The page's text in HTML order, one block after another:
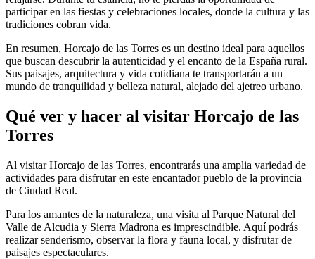
participar en las fiestas y celebraciones locales, donde la cultura y las
tradiciones cobran vida.
En resumen, Horcajo de las Torres es un destino ideal para aquellos
que buscan descubrir la autenticidad y el encanto de la España rural.
Sus paisajes, arquitectura y vida cotidiana te transportarán a un
mundo de tranquilidad y belleza natural, alejado del ajetreo urbano.
Qué ver y hacer al visitar Horcajo de las
Torres
Al visitar Horcajo de las Torres, encontrarás una amplia variedad de
actividades para disfrutar en este encantador pueblo de la provincia
de Ciudad Real.
Para los amantes de la naturaleza, una visita al Parque Natural del
Valle de Alcudia y Sierra Madrona es imprescindible. Aquí podrás
realizar senderismo, observar la flora y fauna local, y disfrutar de
paisajes espectaculares.